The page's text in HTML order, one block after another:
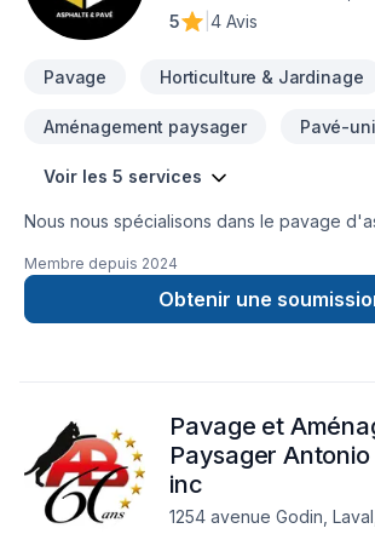
5
4 Avis
Pavage Horticulture & Jardinage
Aménagement paysager Pavé-uni
Voir les 5 services
Nous nous spécialisons dans le pavage
travaux d'excavation et d'aménagement
sommes fiers de servir nos clients et de les
leurs projets d'aménagement.
Membre depuis 2024
Obtenir une
Pavage et
Paysager
inc
1254 avenue Godin,